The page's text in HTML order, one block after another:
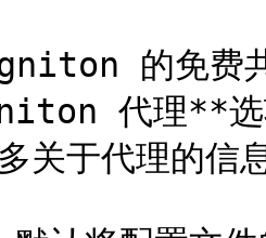
的免费
代理**选项
关于代理的信